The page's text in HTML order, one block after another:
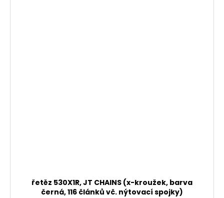
řetěz 530X1R, JT CHAINS (x-kroužek, barva
černá, 116 článků vč. nýtovací spojky)